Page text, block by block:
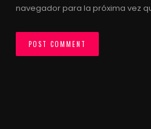
navegador para la próxima vez